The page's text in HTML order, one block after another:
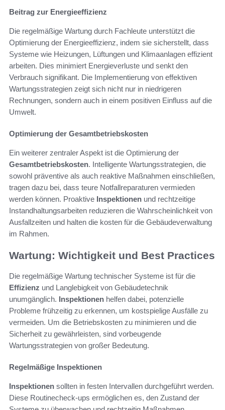
Beitrag zur Energieeffizienz
Die regelmäßige Wartung durch Fachleute unterstützt die
Optimierung der Energieeffizienz, indem sie sicherstellt, dass
Systeme wie Heizungen, Lüftungen und Klimaanlagen effizient
arbeiten. Dies minimiert Energieverluste und senkt den
Verbrauch signifikant. Die Implementierung von effektiven
Wartungsstrategien zeigt sich nicht nur in niedrigeren
Rechnungen, sondern auch in einem positiven Einfluss auf die
Umwelt.
Optimierung der Gesamtbetriebskosten
Ein weiterer zentraler Aspekt ist die Optimierung der
Gesamtbetriebskosten. Intelligente Wartungsstrategien, die
sowohl präventive als auch reaktive Maßnahmen einschließen,
tragen dazu bei, dass teure Notfallreparaturen vermieden
werden können. Proaktive Inspektionen und rechtzeitige
Instandhaltungsarbeiten reduzieren die Wahrscheinlichkeit von
Ausfallzeiten und halten die kosten für die Gebäudeverwaltung
im Rahmen.
Wartung: Wichtigkeit und Best Practices
Die regelmäßige Wartung technischer Systeme ist für die
Effizienz und Langlebigkeit von Gebäudetechnik
unumgänglich. Inspektionen helfen dabei, potenzielle
Probleme frühzeitig zu erkennen, um kostspielige Ausfälle zu
vermeiden. Um die Betriebskosten zu minimieren und die
Sicherheit zu gewährleisten, sind vorbeugende
Wartungsstrategien von großer Bedeutung.
Regelmäßige Inspektionen
Inspektionen sollten in festen Intervallen durchgeführt werden.
Diese Routinecheck-ups ermöglichen es, den Zustand der